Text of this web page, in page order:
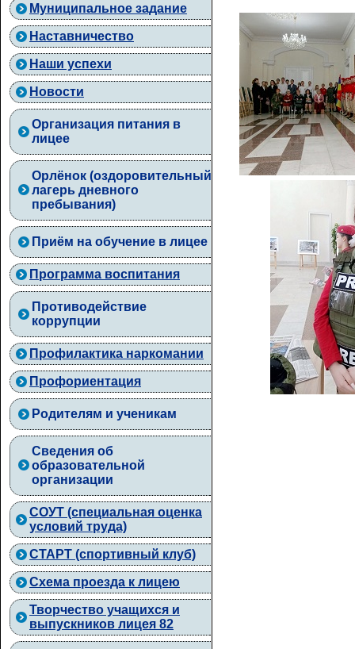
Муниципальное задание
Наставничество
Наши успехи
Новости
Организация питания в
лицее
Орлёнок (оздоровительный
лагерь дневного
пребывания)
Приём на обучение в лицее
Программа воспитания
Противодействие
коррупции
Профилактика наркомании
Профориентация
Родителям и ученикам
Сведения об
образовательной
организации
СОУТ (специальная оценка
условий труда)
СТАРТ (спортивный клуб)
Схема проезда к лицею
Творчество учащихся и
выпускников лицея 82